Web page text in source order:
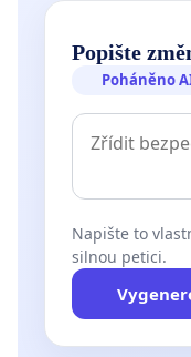
Popište
Poháněno
Napište to
silnou petici.